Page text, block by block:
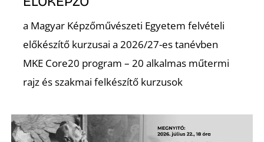
a Magyar Képzőművészeti Egyetem felvételi
előkészítő kurzusai a 2026/27-es tanévben
MKE Core20 program – 20 alkalmas műtermi
rajz és szakmai felkészítő kurzusok